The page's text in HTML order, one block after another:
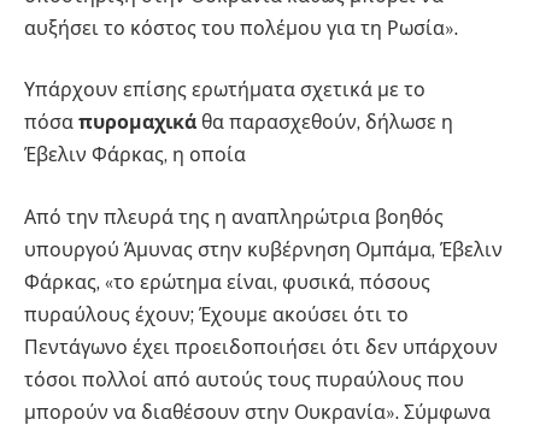
αυξήσει το κόστος του πολέμου για τη Ρωσία».
Υπάρχουν επίσης ερωτήματα σχετικά με το
πόσα πυρομαχικά θα παρασχεθούν, δήλωσε η
Έβελιν Φάρκας, η οποία
Από την πλευρά της η αναπληρώτρια βοηθός
υπουργού Άμυνας στην κυβέρνηση Ομπάμα, Έβελιν
Φάρκας, «το ερώτημα είναι, φυσικά, πόσους
πυραύλους έχουν; Έχουμε ακούσει ότι το
Πεντάγωνο έχει προειδοποιήσει ότι δεν υπάρχουν
τόσοι πολλοί από αυτούς τους πυραύλους που
μπορούν να διαθέσουν στην Ουκρανία». Σύμφωνα